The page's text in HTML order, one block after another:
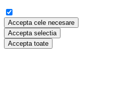
Accepta cele necesare
Accepta selectia
Accepta toate